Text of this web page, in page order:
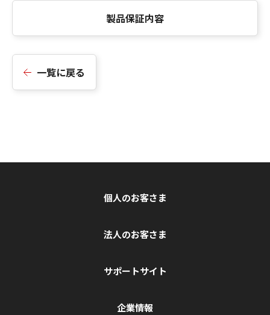
製品保証内容
一覧に戻る
個人のお客さま
法人のお客さま
サポートサイト
企業情報